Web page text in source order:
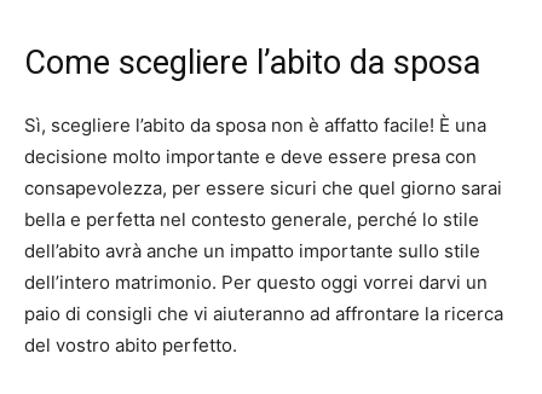
Come scegliere l’abito da sposa
Sì, scegliere l’abito da sposa non è affatto facile! È una
decisione molto importante e deve essere presa con
consapevolezza, per essere sicuri che quel giorno sarai
bella e perfetta nel contesto generale, perché lo stile
dell’abito avrà anche un impatto importante sullo stile
dell’intero matrimonio. Per questo oggi vorrei darvi un
paio di consigli che vi aiuteranno ad affrontare la ricerca
del vostro abito perfetto.